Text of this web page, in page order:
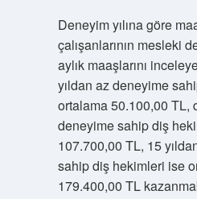
Deneyim yılına göre
çalışanlarının mesleki
aylık maaşlarını
yıldan az deneyime
ortalama 50.100,00 TL,
deneyime sahip diş
107.700,00 TL, 15
sahip diş hekimleri ise
179.400,00 TL